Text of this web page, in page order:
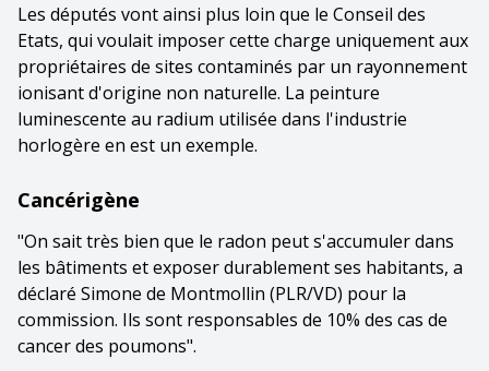
Les députés vont ainsi plus loin que le Conseil des
Etats, qui voulait imposer cette charge uniquement aux
propriétaires de sites contaminés par un rayonnement
ionisant d'origine non naturelle. La peinture
luminescente au radium utilisée dans l'industrie
horlogère en est un exemple.
Cancérigène
"On sait très bien que le radon peut s'accumuler dans
les bâtiments et exposer durablement ses habitants, a
déclaré Simone de Montmollin (PLR/VD) pour la
commission. Ils sont responsables de 10% des cas de
cancer des poumons".